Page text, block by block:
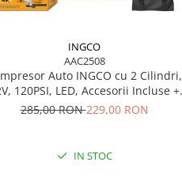
INGCO
AAC2508
Auto INGCO cu 2 Cilindri,
120PSI, LED, Accesorii Incluse +
Geantă Transport
285,00 RON229,00 RON
IN STOC